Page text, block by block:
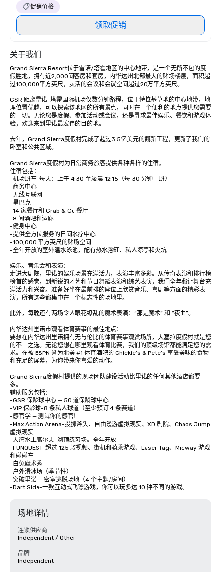
促销价格
领取促销
关于我们
Grand Sierra Resort位于雷诺/塔霍地区的中心地带，是一个无所不包的度
假胜地，拥有近2,000间客房和套房，内华达州北部最大的赌场楼层，面积超
过100,000平方英尺，灵活的会议和会议空间超过20万平方英尺。
GSR 距离雷诺-塔霍国际机场仅数分钟路程，位于特拉基草地的中心地带，地
理位置优越，可以探索该地区的所有景点，同时在一个便利的地点提供您需要
的一切。无论您是度假、参加活动或会议，还是寻求最佳娱乐、餐饮和游戏体
验，欢迎来到里诺最宏伟的目的地。
去年，Grand Sierra度假村完成了超过3.5亿美元的翻新工程，更新了我们的
卧室和公共区域。
Grand Sierra度假村为日常商务旅客提供各种各样的住宿。
住宿包括：
-机场班车-每天：上午 4:30 至凌晨 12:15（每 30 分钟一班）
-商务中心
-无线互联网
-星巴克
-14 家餐厅和 Grab & Go 餐厅
-8 间酒吧和酒廊
-健身中心
-提供全方位服务的日间水疗中心
-100,000 平方英尺的赌场空间
-全年开放的室外温水泳池，配有热水浴缸、私人凉亭和火坑
娱乐、音乐会和表演：
走进大剧院，里诺的娱乐场景充满活力，表演丰富多彩。从传奇表演和排行榜
榜首的感觉，到新锐的才艺和节日舞蹈表演和综艺表演，我们全年都让舞台充
满活力和兴奋。准备好坐在最前排的座位上欣赏音乐、喜剧等方面的精彩表
演，所有这些都集中在一个标志性的场地里。
此外，每晚还有两场令人眼花缭乱的魔术表演：“那是魔术” 和 “夜曲”。
内华达州里诺市观看体育赛事的最佳地点：
要想在内华达州里诺拥有无与伦比的体育赛事观赏场所，大塞拉度假村就是您
的不二之选。无论您想在哪里观看体育比赛，我们的顶级场馆都能满足您的需
求。在被 ESPN 誉为北美 #1 体育酒吧的 Chickie's & Pete's 享受美味的食物
和充足的屏幕，为你带来你喜爱的动作。
Grand Sierra度假村提供的现场团队建设活动比里诺的任何其他酒店都要
多。
辅助服务包括：
-GSR 保龄球中心 — 50 道保龄球中心
-VIP 保龄球-8 条私人球道（至少预订 4 条赛道）
-感官学 — 测试你的感官！
-Max Action Arena-投掷斧头、自由漫游虚拟现实、XD 剧院、Chaos Jump
虚拟现实
-大湾水上高尔夫-湖顶练习场。全年开放
-FUNQUEST-超过 125 款视频、街机和骑乘游戏、Laser Tag、Midway 游戏
和碰碰车
-白兔魔术秀
-户外滑冰场（季节性）
-突破里诺 — 密室逃脱场地（4 个主题/房间）
-Dart Side-一款互动式飞镖游戏，你可以玩多达 10 种不同的游戏。
场地详情
连锁供应商
Independent / Other
品牌
Independent